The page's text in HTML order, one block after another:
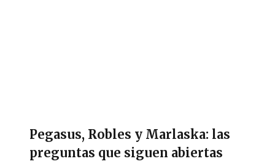
Pegasus, Robles y Marlaska: las
preguntas que siguen abiertas